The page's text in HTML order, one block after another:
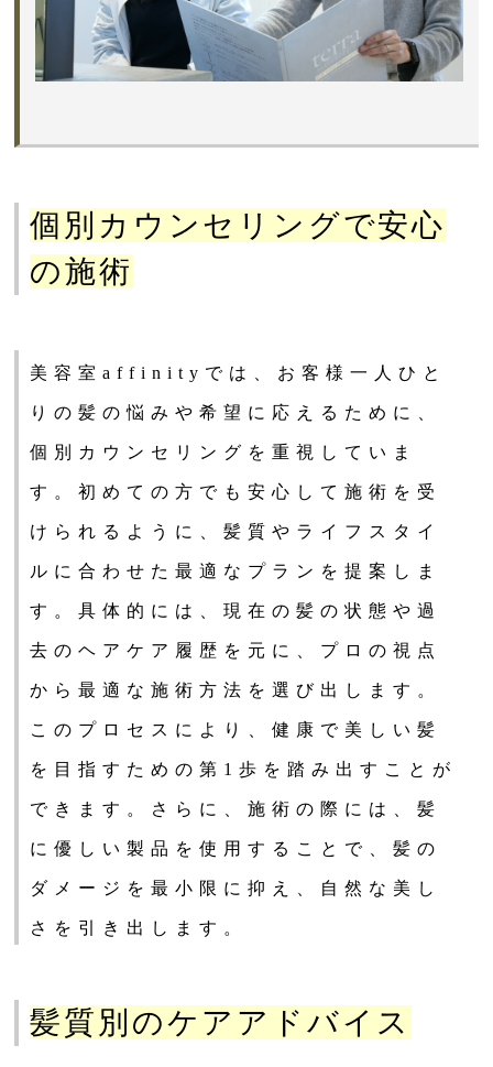
個別カウンセリングで安心
の施術
美容室affinityでは、お客様一人ひと
りの髪の悩みや希望に応えるために、
個別カウンセリングを重視していま
す。初めての方でも安心して施術を受
けられるように、髪質やライフスタイ
ルに合わせた最適なプランを提案しま
す。具体的には、現在の髪の状態や過
去のヘアケア履歴を元に、プロの視点
から最適な施術方法を選び出します。
このプロセスにより、健康で美しい髪
を目指すための第1歩を踏み出すことが
できます。さらに、施術の際には、髪
に優しい製品を使用することで、髪の
ダメージを最小限に抑え、自然な美し
さを引き出します。
髪質別のケアアドバイス